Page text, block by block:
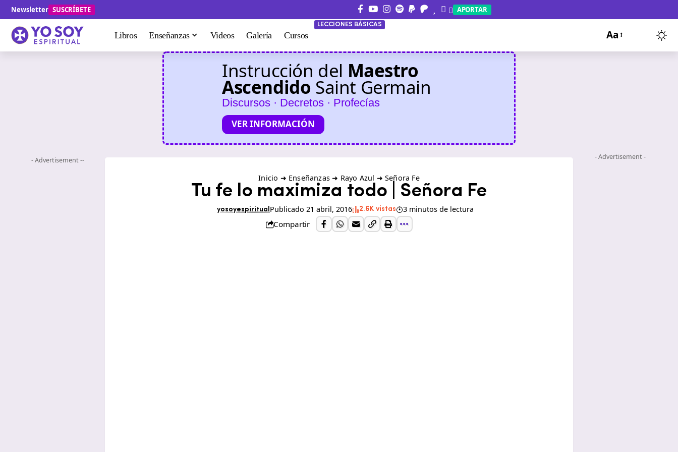
Newsletter SUSCRÍBETE APORTAR
Libros Enseñanzas Videos Galería Cursos
LECCIONES BÁSICAS
Aa
Instrucción del Maestro
Ascendido Saint Germain
Discursos · Decretos · Profecías
VER INFORMACIÓN
- Advertisement --
Inicio ➜ Enseñanzas ➜ Rayo Azul ➜Señora Fe
Tu fe lo maximiza todo | Señora Fe
yosoyespiritual Publicado 21 abril, 2016 2.6K vistas 3 minutos de lectura
Compartir
- Advertisement -